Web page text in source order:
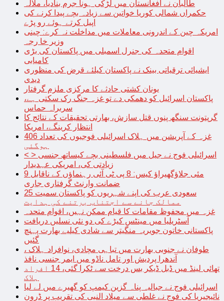
طالبان نے افغانستان میں لڑکی ہونا جرم بنادیا، ملالہ
حکمراں شمالی کوریا خواتین سے زیادہ بچے پیدا کرنے کی
اپیل کرتے ہوئے رو پڑے
امریکہ چین کے اندرونی معاملات میں مداخلت نہ کرے: چینی
وزیر خا رجہ
اقوام متحدہ کی جنرل اسمبلی میں پاکستان کی بڑی
کامیابی
ایشیائی ترقیاتی بینک نے پاکستان کیلئے قرض کی منظوری
دیدی
یونان کشتی حادثے کا مرکزی ملزم گرفتار
پاکستان اسرائیل کو دھمکی دے تو غزہ جنگ رک سکتی ہے،
سربراہ حماس
گرپتونت سنگھ پنوں قتل سازش، بھارتی تحقیقات کے نتائج کا
انتظار کرینگے، امریکا
غزہ کے آپریشن میں ہلاک اسرائیلی فوجیوں کی تعداد 406
ہوگئی
< > اسرائیلی فوج نے جیل میں فلسطینی بچے کیساتھ جنسی
زیادتی کی، امریکی عہدیدار
9 مئی جلاؤگھیراؤ کیس: 8 پی ٹی آئی رہنماؤں کے ناقابل
ضمانت وارنٹ گرفتاری جاری
سعودی عرب کی اپنے شہریوں کو پاکستان سمیت 25
ممالک جانے سے اجتناب برتنے کی ہدایت
غزہ میں محفوظ مقامات کا قیام ممکن نہیں، اقوام متحدہ
آسٹریلیا میں مینٹس کیڑے کی دو نئی نسلیں دریافت
پاکستانی خاتون جویریہ منگیتر سے شادی کیلیے بھارت پہنچ
گئیں
طوفان نے جنوبی بھارت میں تباہی مچادی، نوافراد ہلاک ،
آندھرا پردیش اور تامل ناڈو میں ایمر جنسی نافذ
تھائی لینڈ میں ڈبل ڈیکر بس درخت سے ٹکرا گئی، 14 افراد
ہلاک
اسرائیلی فوج نے جبالیہ پناہ گزین کیمپ کو گھیرے میں لے لیا
نائیجیریا کی فوج نے غلطی سے میلاد النبی کی تقریب پر ڈرون